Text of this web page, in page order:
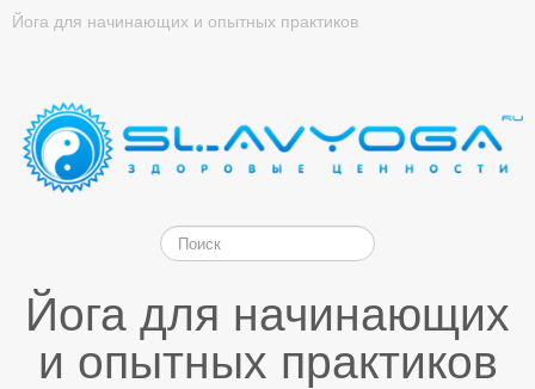
Йога для начинающих и опытных практиков
Йога для начинающих
и опытных практиков